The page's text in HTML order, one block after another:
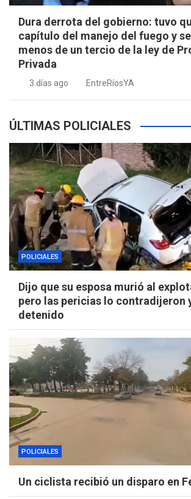
Dura derrota del gobierno: tuvo
capítulo del manejo del fuego y
menos de un tercio de la ley de
Privada
3 días ago EntreRíosYA
ÚLTIMAS POLICIALES
POLICIALES
Dijo que su esposa murió al
pero las pericias lo contradijeron
detenido
POLICIALES
Un ciclista recibió un disparo en